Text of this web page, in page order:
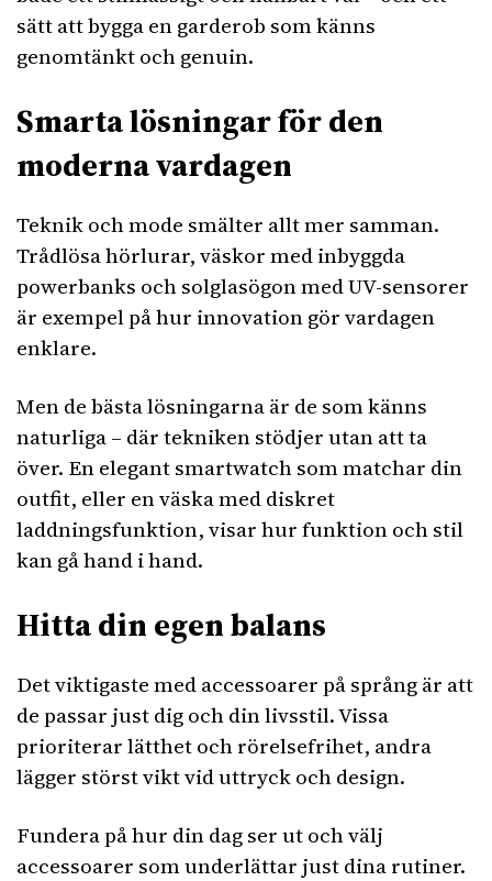
sätt att bygga en garderob som känns
genomtänkt och genuin.
Smarta lösningar för den
moderna vardagen
Teknik och mode smälter allt mer samman.
Trådlösa hörlurar, väskor med inbyggda
powerbanks och solglasögon med UV-sensorer
är exempel på hur innovation gör vardagen
enklare.
Men de bästa lösningarna är de som känns
naturliga – där tekniken stödjer utan att ta
över. En elegant smartwatch som matchar din
outfit, eller en väska med diskret
laddningsfunktion, visar hur funktion och stil
kan gå hand i hand.
Hitta din egen balans
Det viktigaste med accessoarer på språng är att
de passar just dig och din livsstil. Vissa
prioriterar lätthet och rörelsefrihet, andra
lägger störst vikt vid uttryck och design.
Fundera på hur din dag ser ut och välj
accessoarer som underlättar just dina rutiner.